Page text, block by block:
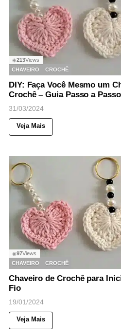
◉213Views
CHAVEIRO
CROCHÊ
DIY: Faça Você Mesmo um
Crochê – Guia Passo a
31/03/2024
Veja Mais
◉97Views
CHAVEIRO
CROCHÊ
Chaveiro de Crochê para
Fio
19/01/2024
Veja Mais